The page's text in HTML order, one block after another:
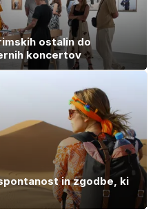
ostalin do
koncertov
in zgodbe, ki